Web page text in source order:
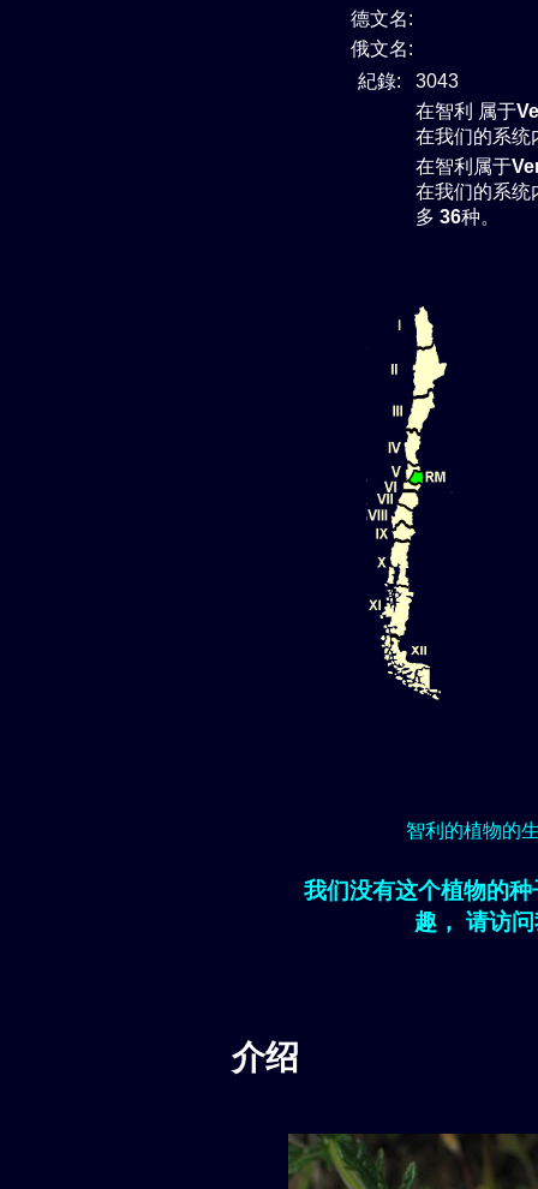
德文名:
俄文名:
紀錄:
3043
在智利 属于
在我们的系统
在智利属于
在我们的系统
多 36种。
智利的植物的
我们没有这个植物的
趣， 请访
介绍